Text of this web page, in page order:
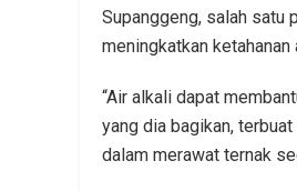
Supanggeng, salah satu
meningkatkan
“Air alkali dapat
yang dia bagikan,
dalam merawat ternak